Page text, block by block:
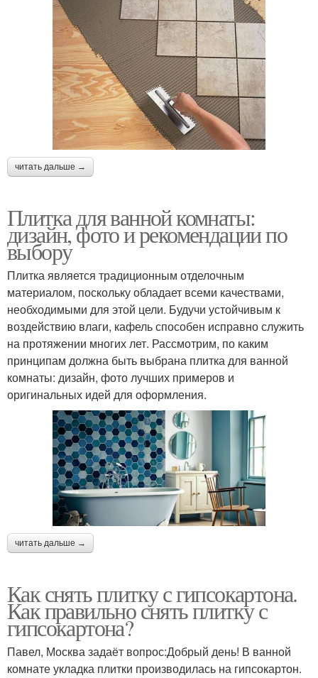
читать дальше →
Плитка для ванной комнаты:
дизайн, фото и рекомендации по
выбору
Плитка является традиционным отделочным
материалом, поскольку обладает всеми качествами,
необходимыми для этой цели. Будучи устойчивым к
воздействию влаги, кафель способен исправно служить
на протяжении многих лет. Рассмотрим, по каким
принципам должна быть выбрана плитка для ванной
комнаты: дизайн, фото лучших примеров и
оригинальных идей для оформления.
читать дальше →
Как снять плитку с гипсокартона.
Как правильно снять плитку с
гипсокартона?
Павел, Москва задаёт вопрос:Добрый день! В ванной
комнате укладка плитки производилась на гипсокартон.